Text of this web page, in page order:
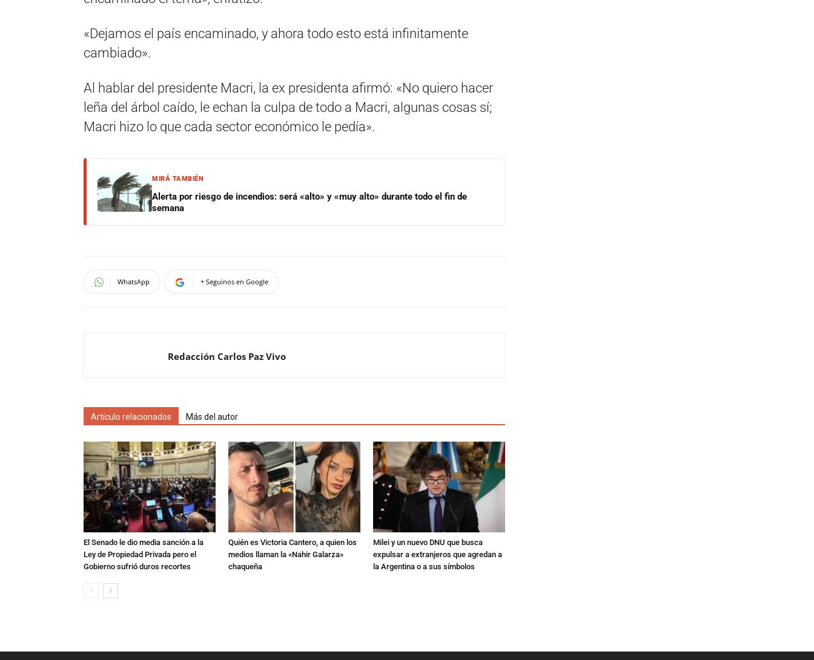
«Dejamos el país encaminado, y ahora todo esto está infinitamente
cambiado».
Al hablar del presidente Macri, la ex presidenta afirmó: «No quiero hacer
leña del árbol caído, le echan la culpa de todo a Macri, algunas cosas sí;
Macri hizo lo que cada sector económico le pedía».
MIRÁ TAMBIÉN
Alerta por riesgo de incendios: será «alto» y «muy alto» durante todo el fin de
semana
WhatsApp + Seguinos en Google
Redacción Carlos Paz Vivo
Artículo relacionados Más del autor
El Senado le dio media sanción a la
Ley de Propiedad Privada pero el
Gobierno sufrió duros recortes
Quién es Victoria Cantero, a quien los
medios llaman la «Nahir Galarza»
chaqueña
Milei y un nuevo DNU que busca
expulsar a extranjeros que agredan a
la Argentina o a sus símbolos